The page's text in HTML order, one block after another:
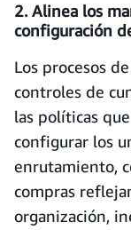
2. Alinea los
configuración
Los procesos
controles de
las políticas
configurar los
enrutamiento,
compras
organización,